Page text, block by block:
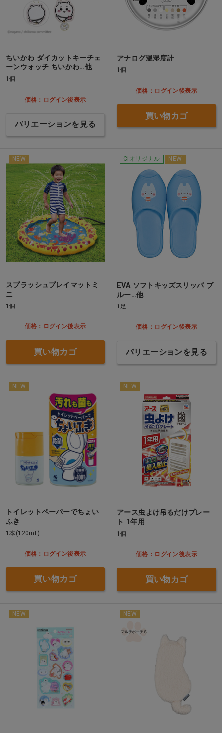
ちいかわ ダイカットキーチェ
ーンウォッチ ちいかわ…他
1個
価格：ログイン後表示
バリエーションを見る
アナログ温湿度計
1個
価格：ログイン後表示
買い物カゴ
NEW
スプラッシュプレイマットミ
ニ
1個
価格：ログイン後表示
買い物カゴ
Ciオリジナル NEW
EVA ソフトキッズスリッパ ブ
ルー…他
1足
価格：ログイン後表示
バリエーションを見る
NEW
トイレットペーパーでちょい
ふき
1本(120mL)
価格：ログイン後表示
買い物カゴ
NEW
アース虫よけ吊るだけプレー
ト 1年用
1個
価格：ログイン後表示
買い物カゴ
NEW NEW